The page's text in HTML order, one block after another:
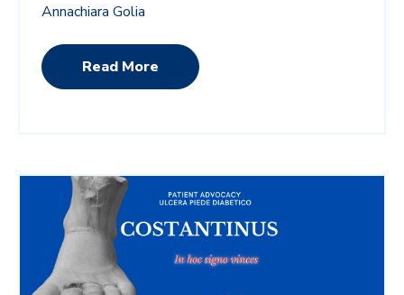
Annachiara Golia
Read More